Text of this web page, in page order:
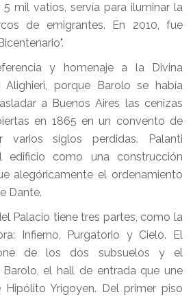
mil vatios, servía para iluminar la
de emigrantes. En 2010, fue
y homenaje a la Divina
porque Barolo se había
a Buenos Aires las cenizas
en 1865 en un convento de
varios siglos perdidas. Palanti
edificio como una construcción
alegóricamente el ordenamiento
Dante.
Palacio tiene tres partes, como la
Infierno, Purgatorio y Cielo. El
de los dos subsuelos y el
Barolo, el hall de entrada que une
Yrigoyen. Del primer piso